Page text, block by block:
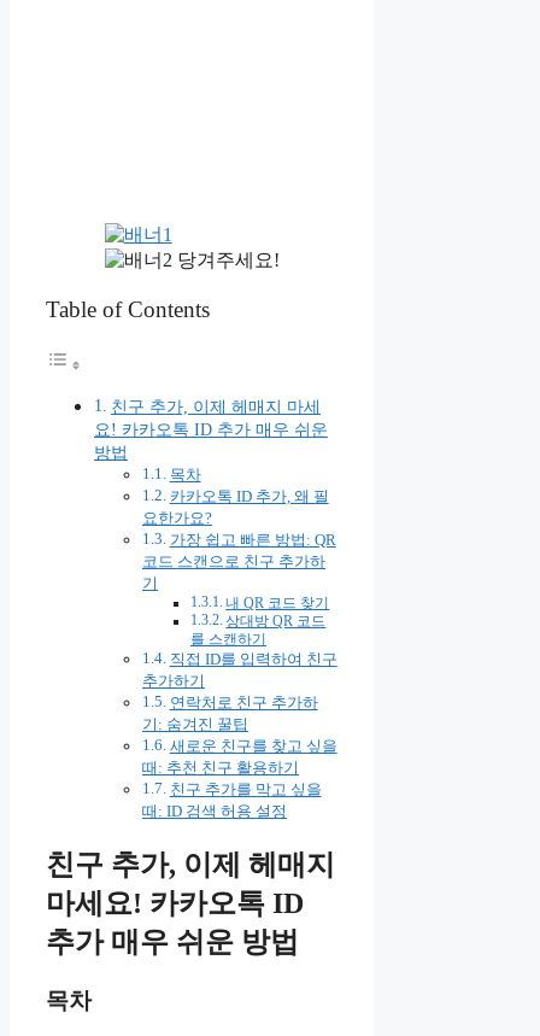
당겨주세요!
Table of Contents
친구 추가, 이제 헤매지 마세
요! 카카오톡 ID 추가 매우 쉬운
방법
목차
카카오톡 ID 추가, 왜 필
요한가요?
가장 쉽고 빠른 방법: QR
코드 스캔으로 친구 추가하
기
내 QR 코드 찾기
상대방 QR 코드
를 스캔하기
직접 ID를 입력하여 친구
추가하기
연락처로 친구 추가하
기: 숨겨진 꿀팁
새로운 친구를 찾고 싶을
때: 추천 친구 활용하기
친구 추가를 막고 싶을
때: ID 검색 허용 설정
친구 추가, 이제 헤매지
마세요! 카카오톡 ID
추가 매우 쉬운 방법
목차